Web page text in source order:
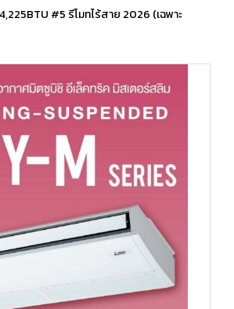
#5 รีโมทไร้สาย 2026 (เฉพาะ